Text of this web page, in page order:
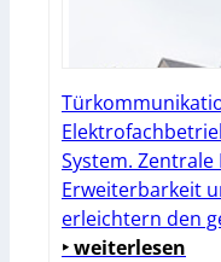
System.
Erweiterbarkeit
erleichtern den
‣ weiterlesen